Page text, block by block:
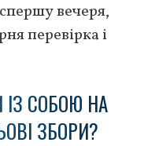
вечеря,
перевірка і
СОБОЮ НА
ЗБОРИ?